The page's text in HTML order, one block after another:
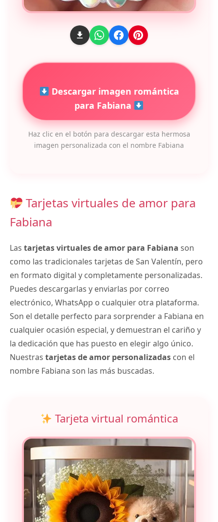
Descargar imagen romántica
para Fabiana
Haz clic en el botón para descargar esta hermosa
imagen personalizada con el nombre Fabiana
Tarjetas virtuales de amor para
Fabiana
Las tarjetas virtuales de amor para Fabiana son
como las tradicionales tarjetas de San Valentín, pero
en formato digital y completamente personalizadas.
Puedes descargarlas y enviarlas por correo
electrónico, WhatsApp o cualquier otra plataforma.
Son el detalle perfecto para sorprender a Fabiana en
cualquier ocasión especial, y demuestran el cariño y
la dedicación que has puesto en elegir algo único.
Nuestras tarjetas de amor personalizadas con el
nombre Fabiana son las más buscadas.
Tarjeta virtual romántica